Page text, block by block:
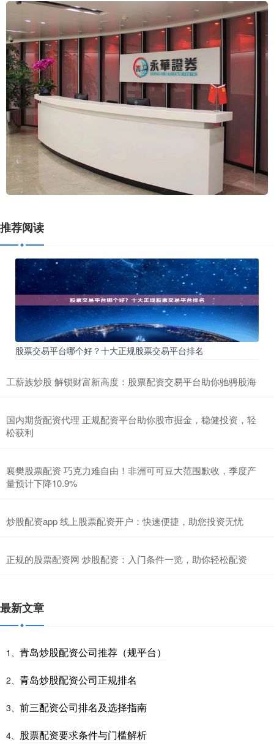
推荐阅读
股票交易平台哪个好？十大正规股票交易平台排名
工薪族炒股 解锁财富新高度：股票配资交易平台助你驰骋股海
国内期货配资代理 正规配资平台助你股市掘金，稳健投资，轻
松获利
襄樊股票配资 巧克力难自由！非洲可可豆大范围歉收，季度产
量预计下降10.9%
炒股配资app 线上股票配资开户：快速便捷，助您投资无忧
正规的股票配资网 炒股配资：入门条件一览，助你轻松配资
最新文章
1、 青岛炒股配资公司推荐（规平台）
2、 青岛炒股配资公司正规排名
3、 前三配资公司排名及选择指南
4、 股票配资要求条件与门槛解析